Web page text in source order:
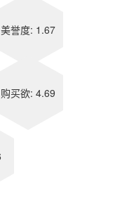
美誉度: 1.67
购买欲: 4.69